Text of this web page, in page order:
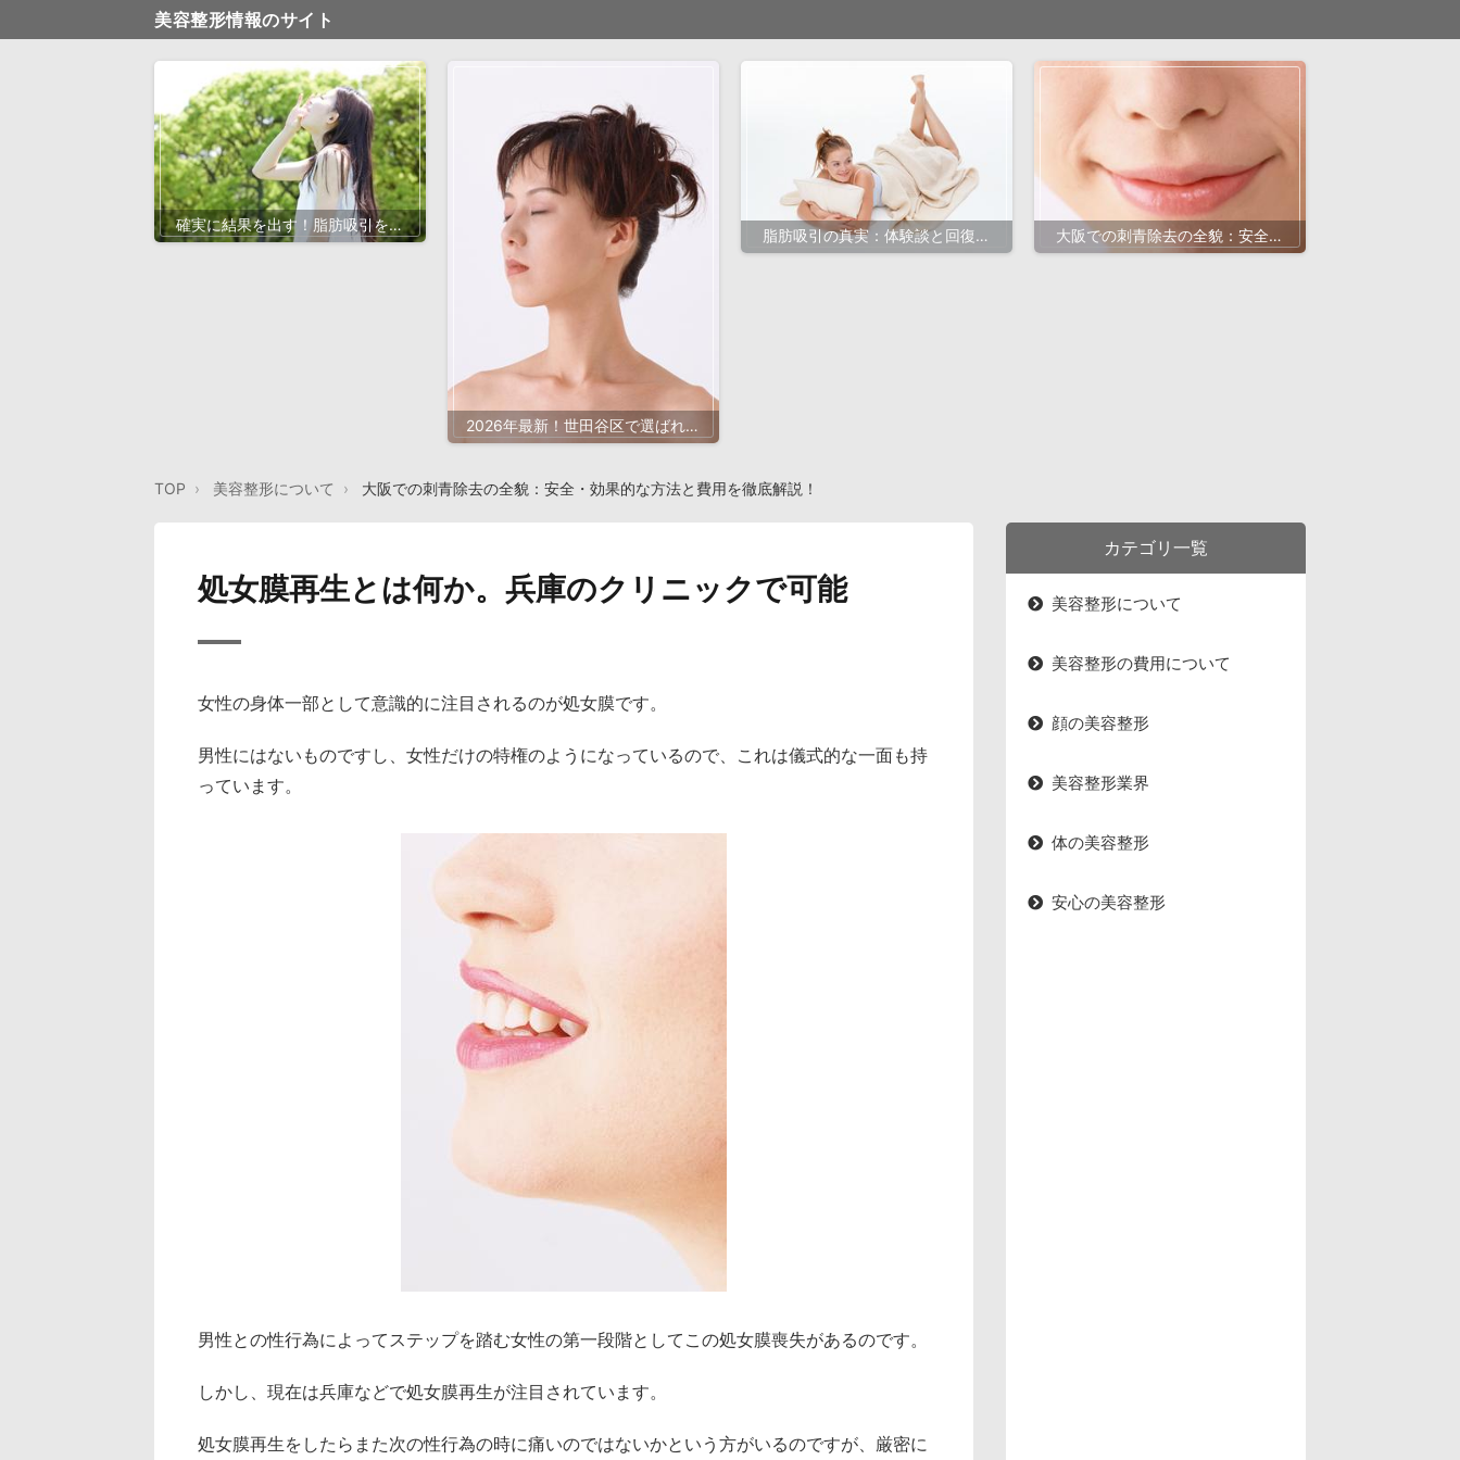
美容整形情報のサイト
確実に結果を出す！脂肪吸引を大
2026年最新！世田谷区で選ばれる
脂肪吸引の真実：体験談と回復過
大阪での刺青除去の全貌：安全・
TOP 美容整形について 大阪での刺青除去の全貌：安全・効果的な方法と費用を徹底解説！
処女膜再生とは何か。兵庫のクリニックで可能
女性の身体一部として意識的に注目されるのが処女膜です。
男性にはないものですし、女性だけの特権のようになっているので、これは儀式的な一面も持
っています。
男性との性行為によってステップを踏む女性の第一段階としてこの処女膜喪失があるのです。
しかし、現在は兵庫などで処女膜再生が注目されています。
処女膜再生をしたらまた次の性行為の時に痛いのではないかという方がいるのですが、厳密に
カテゴリ一覧
美容整形について
美容整形の費用について
顔の美容整形
美容整形業界
体の美容整形
安心の美容整形